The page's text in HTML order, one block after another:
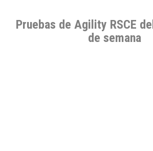
Pruebas de Agility RSCE
de semana